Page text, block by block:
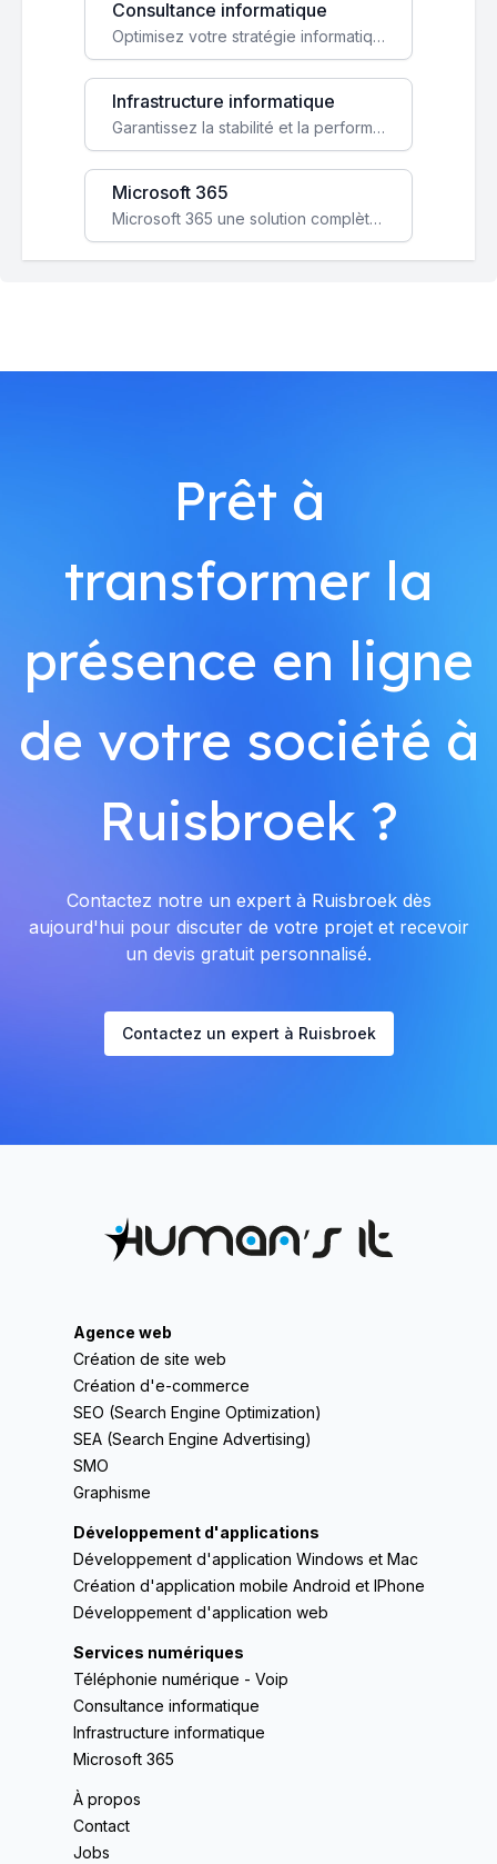
Consultance informatique
Optimisez votre stratégie informatique avec l'expertise de nos consultants pour améliorer votre efficacité et sécurité.
Infrastructure informatique
Garantissez la stabilité et la performance de votre entreprise avec une infrastructure IT sécurisée et évolutive.
Microsoft 365
Microsoft 365 une solution complète qui booste votre productivité, renforce la sécurité de vos données et facilite la collaboration.
Prêt à
transformer la
présence en ligne
de votre société à
Ruisbroek ?
Contactez notre un expert à Ruisbroek dès
aujourd'hui pour discuter de votre projet et recevoir
un devis gratuit personnalisé.
Contactez un expert à Ruisbroek
Agence web
Création de site web
Création d'e-commerce
SEO (Search Engine Optimization)
SEA (Search Engine Advertising)
SMO
Graphisme
Développement d'applications
Développement d'application Windows et Mac
Création d'application mobile Android et IPhone
Développement d'application web
Services numériques
Téléphonie numérique - Voip
Consultance informatique
Infrastructure informatique
Microsoft 365
À propos
Contact
Jobs